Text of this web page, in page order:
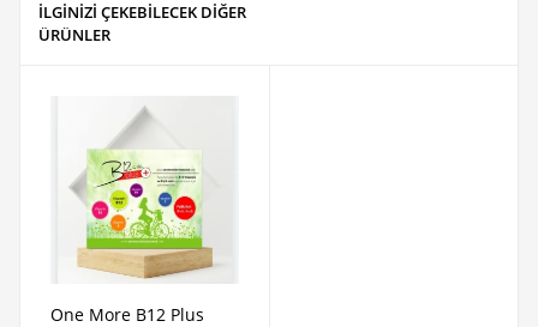
İLGİNİZİ ÇEKEBİLECEK DİĞER
ÜRÜNLER
One More B12 Plus